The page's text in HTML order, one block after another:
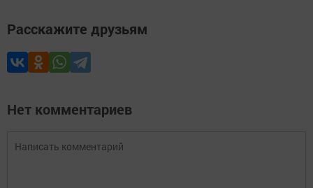
Расскажите друзьям
Нет комментариев